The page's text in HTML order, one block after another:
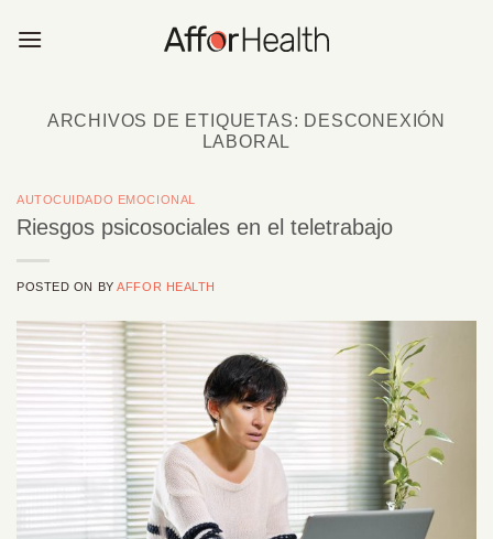
ARCHIVOS DE ETIQUETAS: DESCONEXIÓN
LABORAL
AUTOCUIDADO EMOCIONAL
Riesgos psicosociales en el teletrabajo
POSTED ON BYAFFOR HEALTH